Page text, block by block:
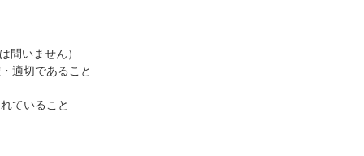
問いません）
適切であること
ていること